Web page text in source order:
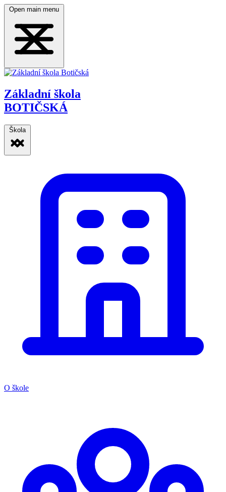
Open main menu
Základní škola
BOTIČSKÁ
Škola
O škole